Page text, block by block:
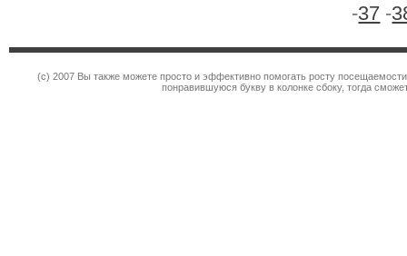
-37 -
(c) 2007 Вы также можете просто и эффективно помогать росту
понравившуюся букву в колонке сбоку, тогда